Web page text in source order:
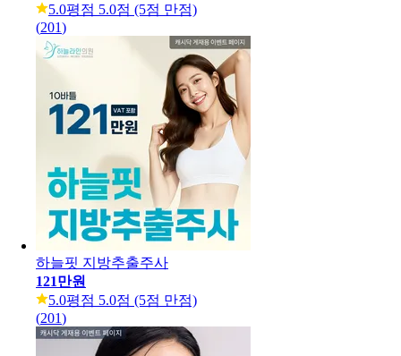
5.0평점 5.0점 (5점 만점)
(201)
하늘핏 지방추출주사
121만원
5.0평점 5.0점 (5점 만점)
(201)